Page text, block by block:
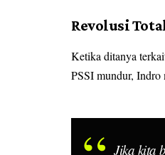
Revolusi
Ketika ditanya
PSSI mundur, Indro
Jika kita